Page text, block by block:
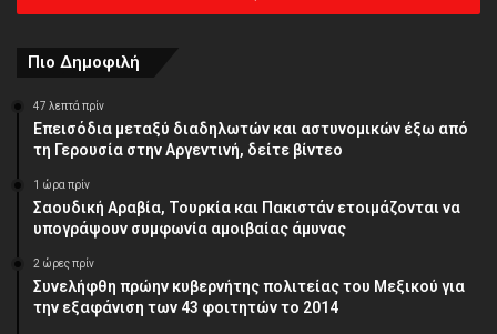
διεύθυνση
Πιο Δημοφιλή
47 λεπτά πρίν
Επεισόδια μεταξύ διαδηλωτών και αστυνομικών έξω από
τη Γερουσία στην Αργεντινή, δείτε βίντεο
1 ώρα πρίν
Σαουδική Αραβία, Τουρκία και Πακιστάν ετοιμάζονται να
υπογράψουν συμφωνία αμοιβαίας άμυνας
2 ώρες πρίν
Συνελήφθη πρώην κυβερνήτης πολιτείας του Μεξικού για
την εξαφάνιση των 43 φοιτητών το 2014